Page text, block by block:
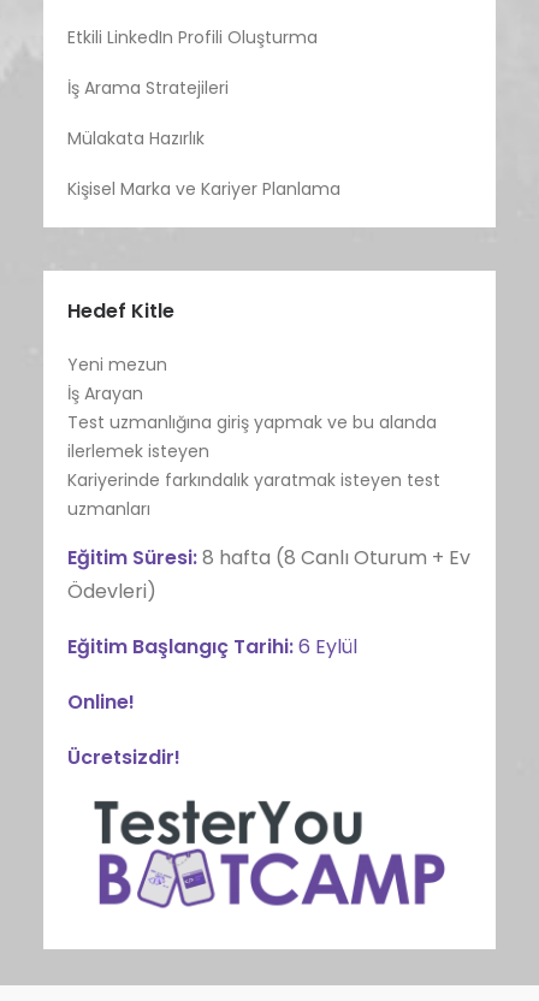
Etkili LinkedIn Profili Oluşturma
İş Arama Stratejileri
Mülakata Hazırlık
Kişisel Marka ve Kariyer Planlama
Hedef Kitle
Yeni mezun
İş Arayan
Test uzmanlığına giriş yapmak ve bu alanda
ilerlemek isteyen
Kariyerinde farkındalık yaratmak isteyen test
uzmanları
Eğitim Süresi:8 hafta (8 Canlı Oturum + Ev
Ödevleri)
Eğitim Başlangıç Tarihi:6 Eylül
Online!
Ücretsizdir!